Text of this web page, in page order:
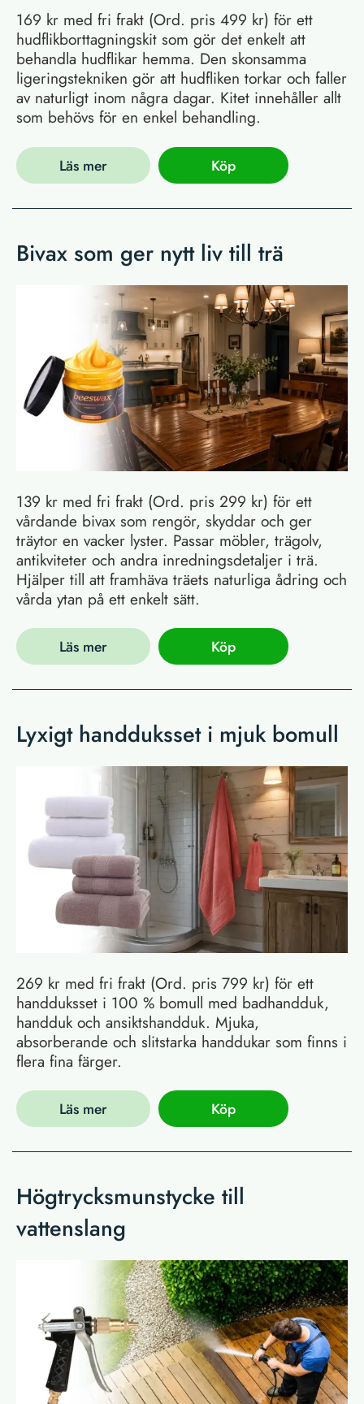
169 kr med fri frakt (Ord. pris 499 kr) för ett
hudflikborttagningskit som gör det enkelt att
behandla hudflikar hemma. Den skonsamma
ligeringstekniken gör att hudfliken torkar och faller
av naturligt inom några dagar. Kitet innehåller allt
som behövs för en enkel behandling.
Läs mer Köp
Bivax som ger nytt liv till trä
139 kr med fri frakt (Ord. pris 299 kr) för ett
vårdande bivax som rengör, skyddar och ger
träytor en vacker lyster. Passar möbler, trägolv,
antikviteter och andra inredningsdetaljer i trä.
Hjälper till att framhäva träets naturliga ådring och
vårda ytan på ett enkelt sätt.
Läs mer Köp
Lyxigt handduksset i mjuk bomull
269 kr med fri frakt (Ord. pris 799 kr) för ett
handduksset i 100 % bomull med badhandduk,
handduk och ansiktshandduk. Mjuka,
absorberande och slitstarka handdukar som finns i
flera fina färger.
Läs mer Köp
Högtrycksmunstycke till
vattenslang